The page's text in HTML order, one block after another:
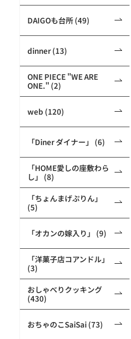
DAIGOも台所 (49)
dinner (13)
ONE PIECE "WE ARE
ONE." (2)
web (120)
「Diner ダイナー」 (6)
「HOME愛しの座敷わら
し」 (8)
「ちょんまげぷりん」
(5)
「オカンの嫁入り」 (9)
「洋菓子店コアンドル」
(3)
おしゃべりクッキング
(430)
おちゃのこSaiSai (73)